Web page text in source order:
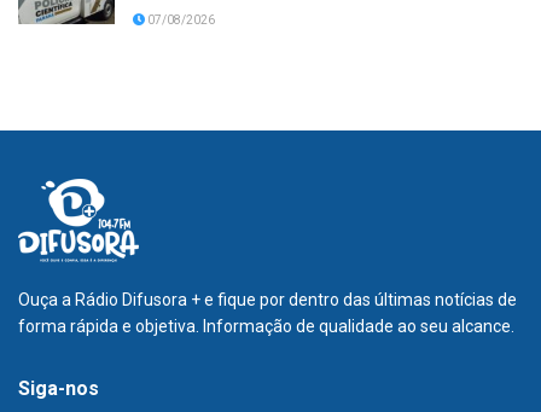
07/08/2026
Ouça a Rádio Difusora + e fique por dentro das últimas notícias de
forma rápida e objetiva. Informação de qualidade ao seu alcance.
Siga-nos